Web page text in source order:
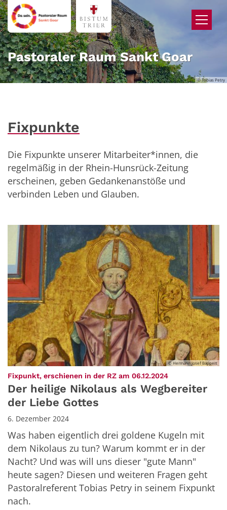
Zum Inhalt springen
© Tobias Petry
Pastoraler Raum Sankt Goar
Fixpunkte
Die Fixpunkte unserer Mitarbeiter*innen, die
regelmäßig in der Rhein-Hunsrück-Zeitung
erscheinen, geben Gedankenanstöße und
verbinden Leben und Glauben.
© Hermann Josef Bappert
Fixpunkt, erschienen in der RZ am 06.12.2024:
Der heilige Nikolaus als Wegbereiter
der Liebe Gottes
6. Dezember 2024
Was haben eigentlich drei goldene Kugeln mit
dem Nikolaus zu tun? Warum kommt er in der
Nacht? Und was will uns dieser "gute Mann"
heute sagen? Diesen und weiteren Fragen geht
Pastoralreferent Tobias Petry in seinem Fixpunkt
nach.